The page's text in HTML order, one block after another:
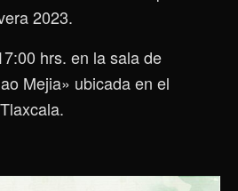
2023.
hrs. en la sala de
Mejia» ubicada en el